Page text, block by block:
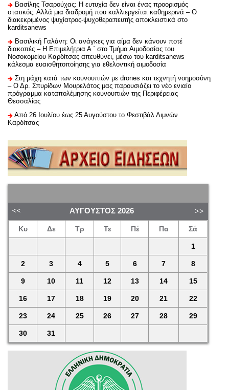
Βασίλης Τσαρούχας: Η ευτυχία δεν είναι ένας προορισμός
στατικός. Αλλά μια διαδρομή που καλλιεργείται καθημερινά – Ο
διακεκριμένος ψυχίατρος-ψυχοθεραπευτής αποκλειστικά στο
karditsanews
Βασιλική Γαλάνη: Οι ανάγκες για αίμα δεν κάνουν ποτέ
διακοπές – Η Επιμελήτρια Α ΄ στο Τμήμα Αιμοδοσίας του
Νοσοκομείου Καρδίτσας απευθύνει, μέσω του karditsanews
κάλεσμα ευαισθητοποίησης για εθελοντική αιμοδοσία
Στη μάχη κατά των κουνουπιών με drones και τεχνητή νοημοσύνη
– Ο Δρ. Σπυρίδων Μουρελάτος μας παρουσιάζει το νέο ενιαίο
πρόγραμμα καταπολέμησης κουνουπιών της Περιφέρειας
Θεσσαλίας
Από 26 Ιουλίου έως 25 Αυγούστου το Φεστιβάλ Λιμνών
Καρδίτσας
ΑΎΓΟΥΣΤΟΣ 2026
Κυ Δε Τρ Τε Πέ Πα Σά
1
2 3 4 5 6 7 8
9 10 11 12 13 14 15
16 17 18 19 20 21 22
23 24 25 26 27 28 29
30 31